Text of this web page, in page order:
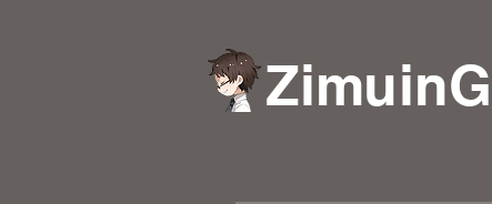
ZimuinG